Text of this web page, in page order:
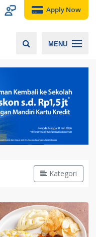
Apply Now
MENU
Kategori